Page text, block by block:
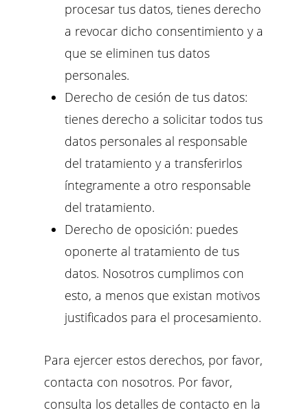
procesar tus datos, tienes derecho
a revocar dicho consentimiento y a
que se eliminen tus datos
personales.
Derecho de cesión de tus datos:
tienes derecho a solicitar todos tus
datos personales al responsable
del tratamiento y a transferirlos
íntegramente a otro responsable
del tratamiento.
Derecho de oposición: puedes
oponerte al tratamiento de tus
datos. Nosotros cumplimos con
esto, a menos que existan motivos
justificados para el procesamiento.
Para ejercer estos derechos, por favor,
contacta con nosotros. Por favor,
consulta los detalles de contacto en la